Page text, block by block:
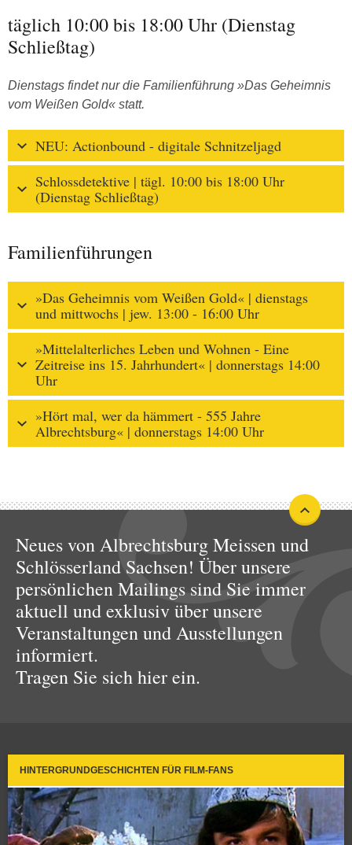
täglich 10:00 bis 18:00 Uhr (Dienstag
Schließtag)
Dienstags findet nur die Familienführung »Das Geheimnis
vom Weißen Gold« statt.
NEU: Actionbound - digitale Schnitzeljagd
Schlossdetektive | tägl. 10:00 bis 18:00 Uhr
(Dienstag Schließtag)
Familienführungen
»Das Geheimnis vom Weißen Gold« | dienstags
und mittwochs | jew. 13:00 - 16:00 Uhr
»Mittelalterliches Leben und Wohnen - Eine
Zeitreise ins 15. Jahrhundert« | donnerstags 14:00
Uhr
»Hört mal, wer da hämmert - 555 Jahre
Albrechtsburg« | donnerstags 14:00 Uhr
Neues von Albrechtsburg Meissen und
Schlösserland Sachsen! Über unsere
persönlichen Mailings sind Sie immer
aktuell und exklusiv über unsere
Veranstaltungen und Ausstellungen
informiert.
Tragen Sie sich hier ein.
HINTERGRUNDGESCHICHTEN FÜR FILM-FANS